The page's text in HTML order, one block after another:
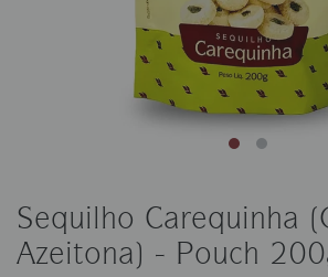
Sequilho Carequinha
Azeitona) - Pouch